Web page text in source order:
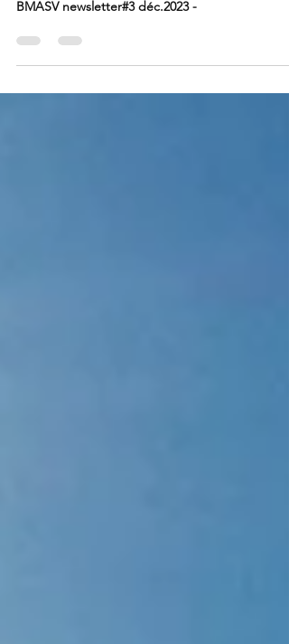
Bon Cadeau / Programme hiver / Burons... -
BMASV newsletter#3 déc.2023 -